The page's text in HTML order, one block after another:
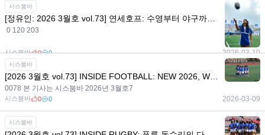
시스붐바
0 120 203
시스붐바 0 0 2026-03-10
시스붐바
0078 본 기사는 시스붐바 2026년 3월호7
시스붐바 0 0 2026-03-09
시스붐바